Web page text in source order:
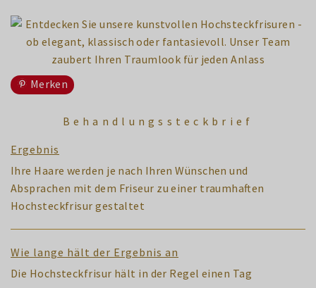
Merken
Behandlungssteckbrief
Ergebnis
Ihre Haare werden je nach Ihren Wünschen und
Absprachen mit dem Friseur zu einer traumhaften
Hochsteckfrisur gestaltet
Wie lange hält der Ergebnis an
Die Hochsteckfrisur hält in der Regel einen Tag